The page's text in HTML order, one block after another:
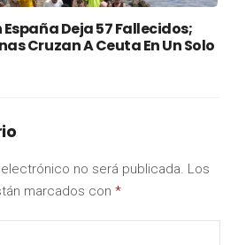
Deja 57 Fallecidos;
Cruzan A Ceuta En Un Solo
no será publicada. Los
marcados con *